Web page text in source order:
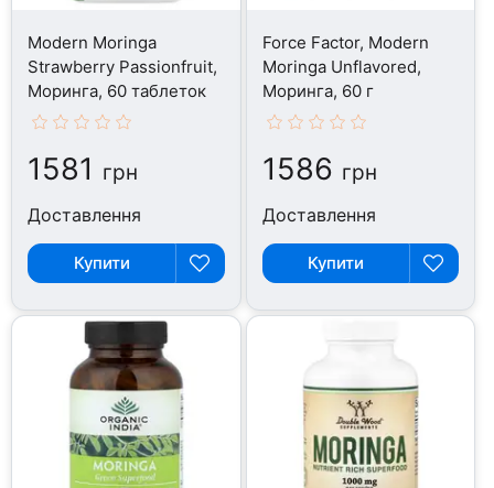
Modern Moringa
Strawberry Passionfruit,
Моринга, 60 таблеток
1581 грн
Доставлення
Купити
Force Factor, Modern
Moringa Unflavored,
Моринга, 60 г
1586 грн
Доставлення
Купити